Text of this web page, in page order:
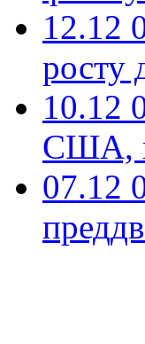
12.12
росту
10.12
США,
07.12